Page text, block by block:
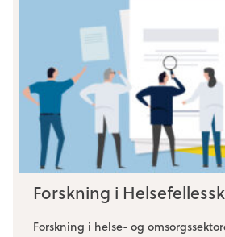
Forskning i
Forskning i helse- og